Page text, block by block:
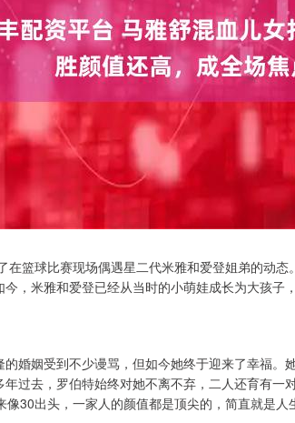
在篮球比赛现场偶遇星二代米雅和爱登姐弟的动
，米雅和爱登已经从当时的小萌娃成长为大孩子
婚姻受到不少谩骂，但如今她终于迎来了幸福。
过去，罗伯特始终对她不离不弃，二人还育有一
30出头，一家人的颜值都是顶尖的，简直就是人